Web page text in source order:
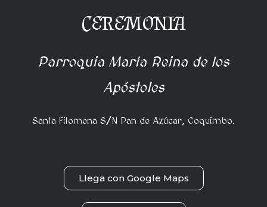
CEREMONIA
Parroquia María Reina de los
Apóstoles
Santa Filomena S/N Pan de Azúcar, Coquimbo.
Llega con Google Maps